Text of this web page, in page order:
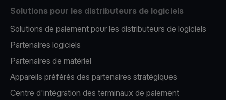
Solutions pour les distributeurs de logiciels
Solutions de paiement pour les distributeurs de logiciels
Partenaires logiciels
Partenaires de matériel
Appareils préférés des partenaires stratégiques
Centre d'intégration des terminaux de paiement